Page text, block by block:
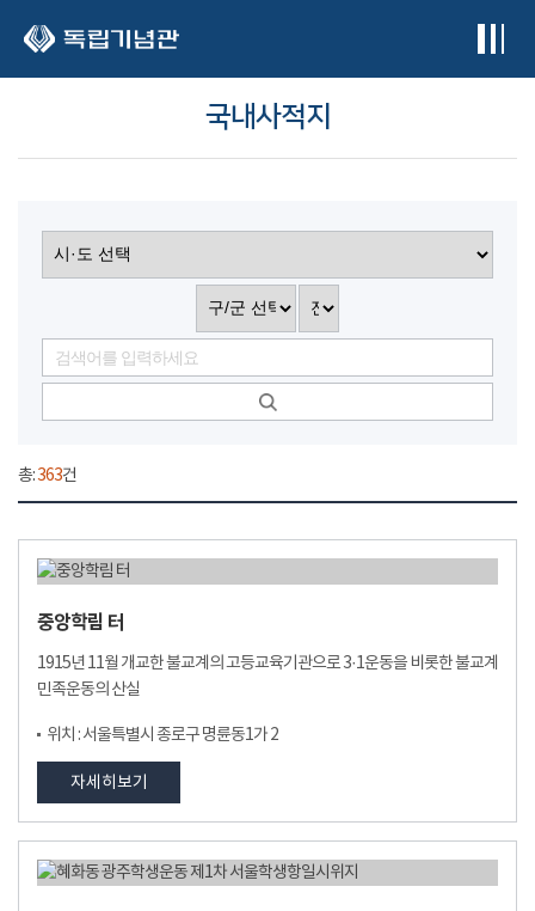
국내사적지
총:363건
중앙학림 터
1915년 11월 개교한 불교계의 고등교육기관으로 3·1운동을 비롯한 불교계
민족운동의 산실
위치 : 서울특별시 종로구 명륜동1가 2
자세히보기